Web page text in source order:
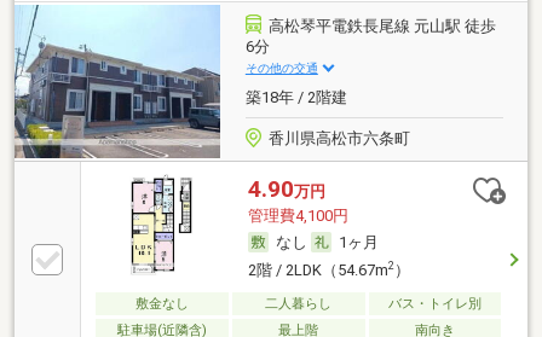
高松琴平電鉄長尾線 元山駅 徒歩
6分
その他の交通
築18年 / 2階建
香川県高松市六条町
4.90万円
管理費4,100円
なし
1ヶ月
2階 / 2LDK（54.67m2）
敷金なし 二人暮らし
バス・トイレ別
駐車場(近隣含)
最上階 南向き